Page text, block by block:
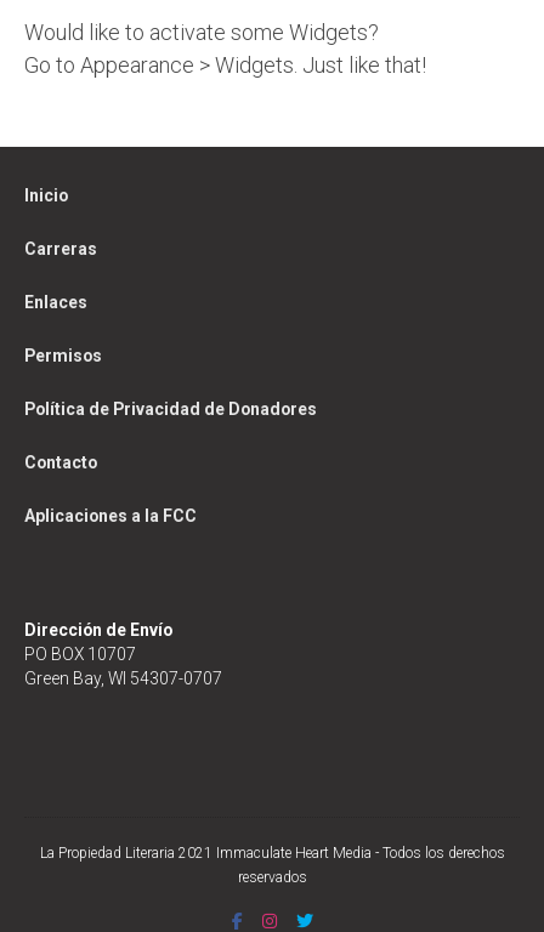
Would like to activate some Widgets?
Go to Appearance > Widgets. Just like that!
Inicio
Carreras
Enlaces
Permisos
Política de Privacidad de Donadores
Contacto
Aplicaciones a la FCC
Dirección de Envío
PO BOX 10707
Green Bay, WI 54307-0707
La Propiedad Literaria 2021 Immaculate Heart Media - Todos los derechos
reservados